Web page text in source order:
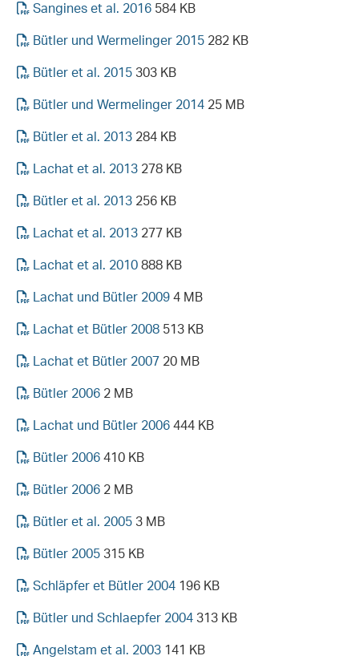
Sangines et al. 2016584 KB
Bütler und Wermelinger 2015282 KB
Bütler et al. 2015303 KB
Bütler und Wermelinger 201425 MB
Bütler et al. 2013284 KB
Lachat et al. 2013278 KB
Bütler et al. 2013256 KB
Lachat et al. 2013277 KB
Lachat et al. 2010888 KB
Lachat und Bütler 20094 MB
Lachat et Bütler 2008513 KB
Lachat et Bütler 200720 MB
Bütler 20062 MB
Lachat und Bütler 2006444 KB
Bütler 2006410 KB
Bütler 20062 MB
Bütler et al. 20053 MB
Bütler 2005315 KB
Schläpfer et Bütler 2004196 KB
Bütler und Schlaepfer 2004313 KB
Angelstam et al. 2003141 KB